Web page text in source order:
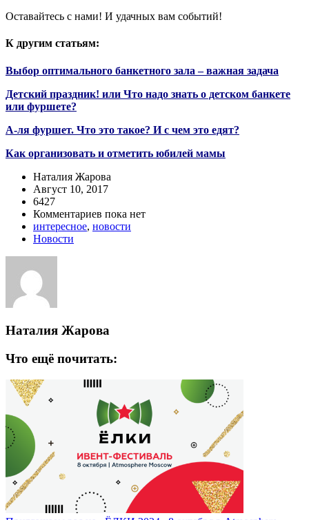
Оставайтесь с нами! И удачных вам событий!
К другим статьям:
Выбор оптимального банкетного зала – важная задача
Детский праздник! или Что надо знать о детском банкете
или фуршете?
А-ля фуршет. Что это такое? И с чем это едят?
Как организовать и отметить юбилей мамы
Наталия Жарова
Август 10, 2017
6427
Комментариев пока нет
интересное, новости
Новости
Наталия Жарова
Что ещё почитать: